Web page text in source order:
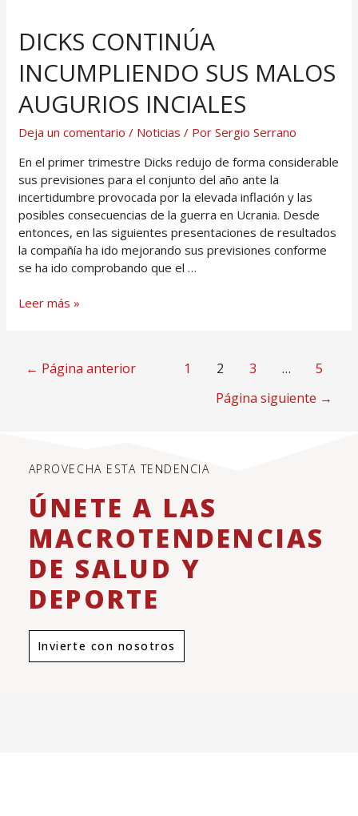
DICKS CONTINÚA
INCUMPLIENDO SUS MALOS
AUGURIOS INCIALES
Deja un comentario / Noticias / PorSergio Serrano
En el primer trimestre Dicks redujo de forma considerable
sus previsiones para el conjunto del año ante la
incertidumbre provocada por la elevada inflación y las
posibles consecuencias de la guerra en Ucrania. Desde
entonces, en las siguientes presentaciones de resultados
la compañía ha ido mejorando sus previsiones conforme
se ha ido comprobando que el …
Leer más »
← Página anterior 1 2 3 …
5
Página siguiente →
APROVECHA ESTA TENDENCIA
ÚNETE A LAS
MACROTENDENCIAS
DE SALUD Y
DEPORTE
Invierte con nosotros